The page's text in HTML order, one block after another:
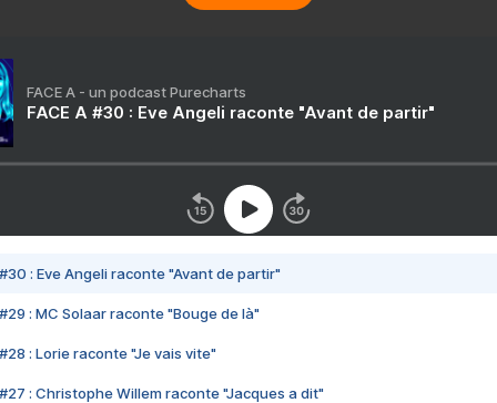
FACE A - un podcast Purecharts
FACE A #30 : Eve Angeli raconte "Avant de partir"
#30 : Eve Angeli raconte "Avant de partir"
#29 : MC Solaar raconte "Bouge de là"
#28 : Lorie raconte "Je vais vite"
#27 : Christophe Willem raconte "Jacques a dit"